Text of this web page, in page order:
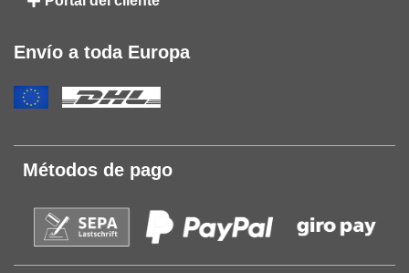
Envío a toda Europa
Métodos de pago